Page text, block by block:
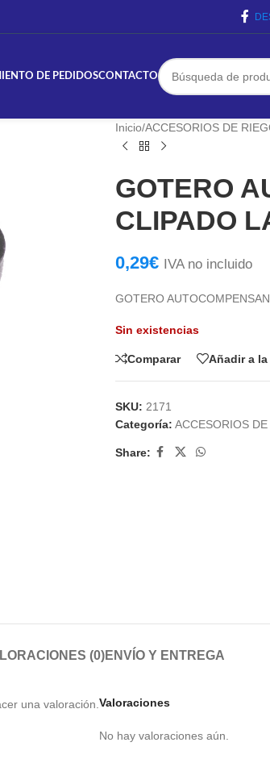
DE PEDIDOSCONTACTO
Inicio/ACCESORIOS DE
GOTERO
CLIPADO
0,29€ IVA no incluido
GOTERO
Sin existencias
Comparar Añadir a
SKU: 2171
Categoría: ACCESORIOS
Share:
(0)ENVÍO Y ENTREGA
Valoraciones
No hay valoraciones aún.
una valoración.